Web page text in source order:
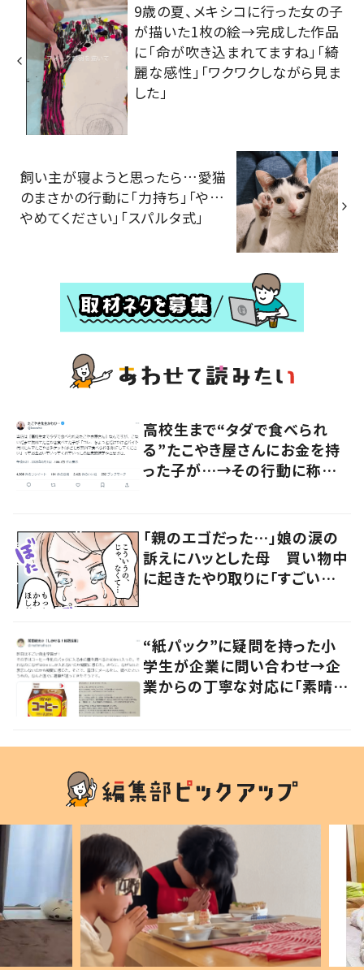
9歳の夏、メキシコに行った女の子
が描いた1枚の絵→完成した作品
に「命が吹き込まれてますね」「綺
麗な感性」「ワクワクしながら見ま
した」
飼い主が寝ようと思ったら…愛猫
のまさかの行動に「力持ち」「や…
やめてください」「スパルタ式」
高校生まで“タダで食べられ
る”たこやき屋さんにお金を持
った子が…→その行動に称賛
「親のエゴだった…」娘の涙の
訴えにハッとした母 買い物中
に起きたやり取りに「すごい分
“紙パック”に疑問を持った小
学生が企業に問い合わせ→企
業からの丁寧な対応に「素晴ら